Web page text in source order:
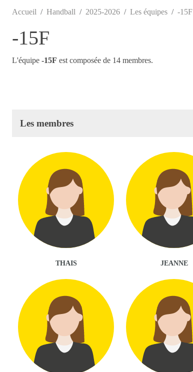
Accueil Handball 2025-2026 Les équipes -15F
-15F
L'équipe -15F est composée de 14 membres.
Les membres
THAIS JEANNE